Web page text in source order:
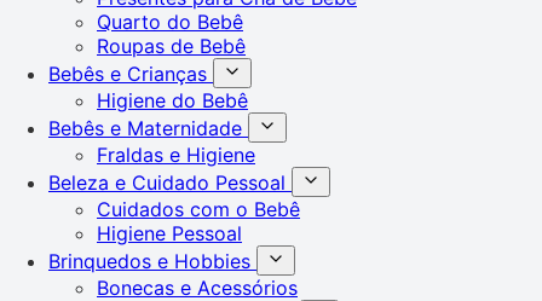
Quarto do Bebê
Roupas de Bebê
Bebês e Crianças
Higiene do Bebê
Bebês e Maternidade
Fraldas e Higiene
Beleza e Cuidado Pessoal
Cuidados com o Bebê
Higiene Pessoal
Brinquedos e Hobbies
Bonecas e Acessórios